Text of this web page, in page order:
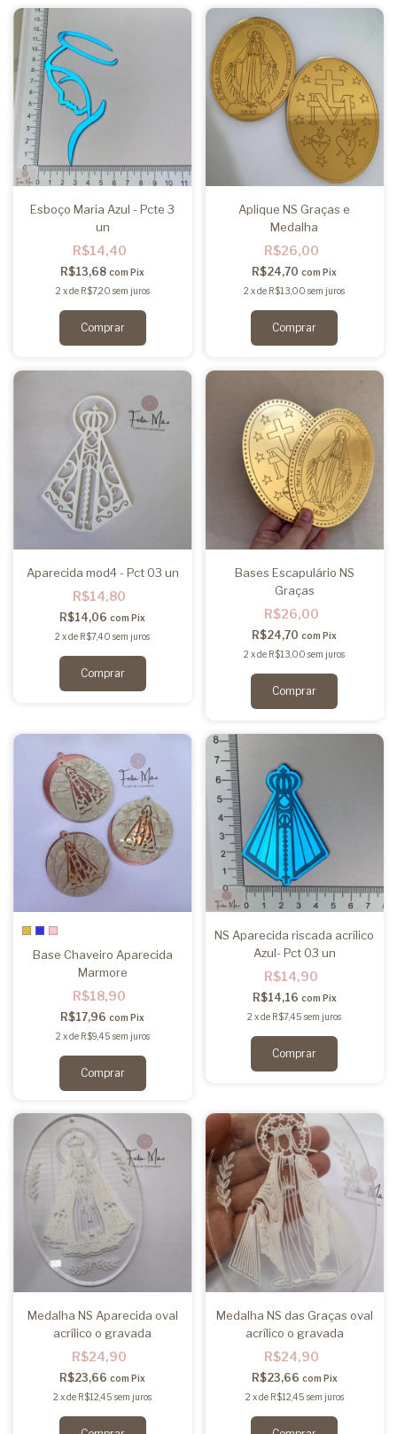
Esboço Maria Azul - Pcte 3
un
R$14,40
R$13,68com Pix
2 xde R$7,20 sem juros
Aplique NS Graças e
Medalha
R$26,00
R$24,70com Pix
2 xde R$13,00 sem juros
Aparecida mod4 - Pct 03 un
R$14,80
R$14,06com Pix
2 xde R$7,40 sem juros
Bases Escapulário NS
Graças
R$26,00
R$24,70com Pix
2 xde R$13,00 sem juros
Base Chaveiro Aparecida
Marmore
R$18,90
R$17,96com Pix
2 xde R$9,45 sem juros
Comprar
NS Aparecida riscada acrílico
Azul- Pct 03 un
R$14,90
R$14,16 com Pix
2 xde R$7,45 sem juros
Medalha NS Aparecida oval
acrílico o gravada
R$24,90
R$23,66com Pix
2 xde R$12,45 sem juros
Medalha NS das Graças oval
acrílico o gravada
R$24,90
R$23,66 com Pix
2 xde R$12,45 sem juros